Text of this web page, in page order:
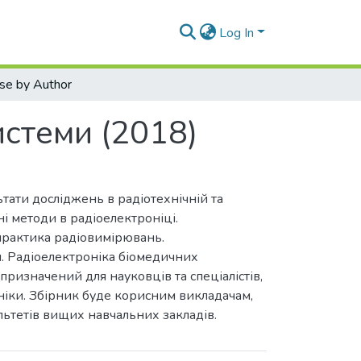
Log In
by Author
(2018)
досліджень в радіотехнічній та
методи в радіоелектроніці.
радіовимірювань.
Радіоелектроніка біомедичних
для науковців та спеціалістів,
Збірник буде корисним викладачам,
вищих навчальних закладів.